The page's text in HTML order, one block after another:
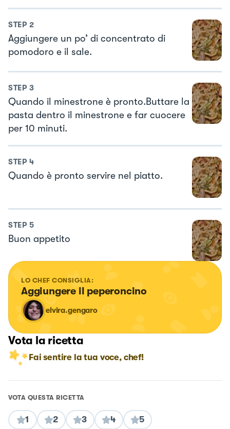
STEP 2
Aggiungere un po’ di concentrato di
pomodoro e il sale.
STEP 3
Quando il minestrone è pronto.Buttare la
pasta dentro il minestrone e far cuocere
per 10 minuti.
STEP 4
Quando è pronto servire nel piatto.
STEP 5
Buon appetito
LO CHEF CONSIGLIA:
Aggiungere il peperoncino
elvira.gengaro
Vota la ricetta
Fai sentire la tua voce, chef!
VOTA QUESTA RICETTA
1 2 3 4 5